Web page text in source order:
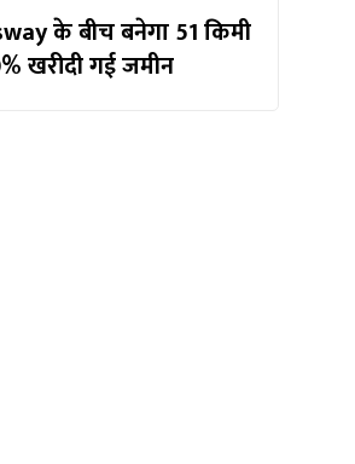
के बीच बनेगा 51 किमी
खरीदी गई जमीन